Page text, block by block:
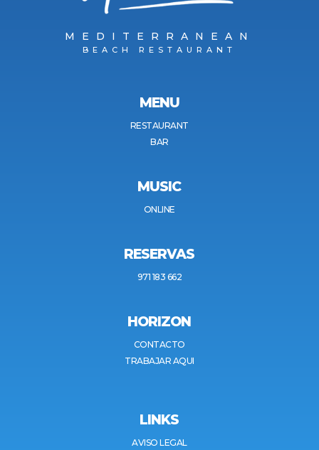
MEDITERRANEAN
BEACH RESTAURANT
MENU
RESTAURANT
BAR
MUSIC
ONLINE
RESERVAS
971 183 662
HORIZON
CONTACTO
TRABAJAR AQUI
LINKS
AVISO LEGAL